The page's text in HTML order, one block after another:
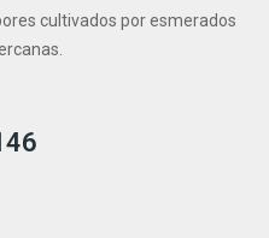
cultivados por esmerados